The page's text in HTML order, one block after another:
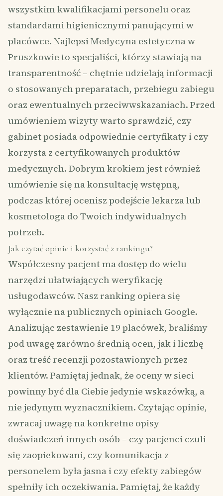
wszystkim kwalifikacjami personelu oraz
standardami higienicznymi panującymi w
placówce. Najlepsi Medycyna estetyczna w
Pruszkowie to specjaliści, którzy stawiają na
transparentność – chętnie udzielają informacji
o stosowanych preparatach, przebiegu zabiegu
oraz ewentualnych przeciwwskazaniach. Przed
umówieniem wizyty warto sprawdzić, czy
gabinet posiada odpowiednie certyfikaty i czy
korzysta z certyfikowanych produktów
medycznych. Dobrym krokiem jest również
umówienie się na konsultację wstępną,
podczas której ocenisz podejście lekarza lub
kosmetologa do Twoich indywidualnych
potrzeb.
Jak czytać opinie i korzystać z rankingu?
Współczesny pacjent ma dostęp do wielu
narzędzi ułatwiających weryfikację
usługodawców. Nasz ranking opiera się
wyłącznie na publicznych opiniach Google.
Analizując zestawienie 19 placówek, braliśmy
pod uwagę zarówno średnią ocen, jak i liczbę
oraz treść recenzji pozostawionych przez
klientów. Pamiętaj jednak, że oceny w sieci
powinny być dla Ciebie jedynie wskazówką, a
nie jedynym wyznacznikiem. Czytając opinie,
zwracaj uwagę na konkretne opisy
doświadczeń innych osób – czy pacjenci czuli
się zaopiekowani, czy komunikacja z
personelem była jasna i czy efekty zabiegów
spełniły ich oczekiwania. Pamiętaj, że każdy